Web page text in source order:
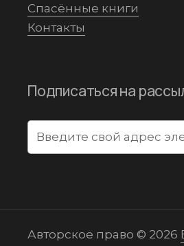
Спасённые книги
Контакты
Подписаться на
Авторское право © 2026